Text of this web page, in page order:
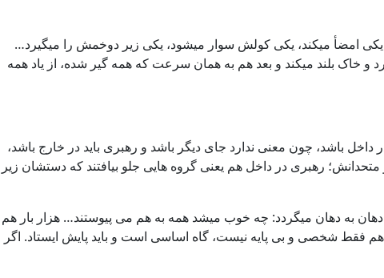
یکی امضأ میکند، یکی کولش سوار میشود، یکی زیر دوخمش را میگیرد…
و خاک بلند میکند و بعد هم به همان سرعت که همه گیر شده، از یاد همه
باشد، چون معنی ندارد جای دیگر باشد و رهبری باید در خارج باشد،
رهبری در داخل هم یعنی گروه هایی جلو بیافتند که دستشان زیر
به دهان میگردد: چه خوب میشد همه به هم می پیوستند… هزار بار هم
فقط شخصی و بی پایه نیست، گاه اساسی است و باید پایش ایستاد. اگر